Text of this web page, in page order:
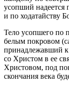
усопший надеется
и по ходатайству
Тело усопшего по
белым покровом
принадлежавший
со Христом в ее
Христовом, под
скончания века